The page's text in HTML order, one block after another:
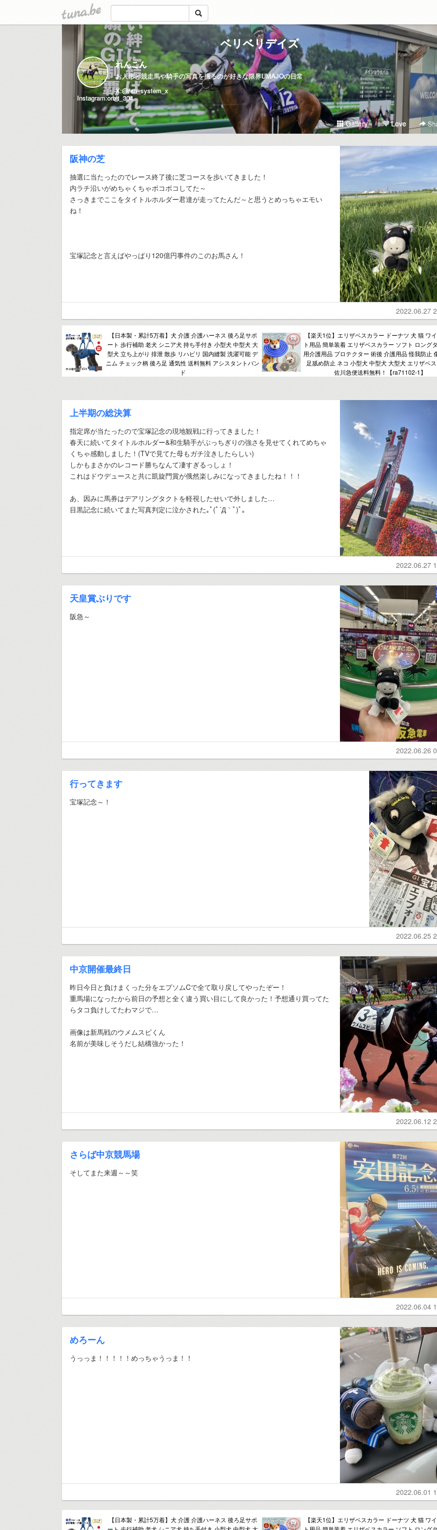
tuna.be
ベリベリデイズ
れんこん
お人形と競走馬や騎手の写真を撮るのが好きな限界UMAJOの日常
X:@ren_system_x
Instagram:orbit_304
Gallery Love
阪神の芝
抽選に当たったのでレース終了後に芝コースを歩いてきました！
内ラチ沿いがめちゃくちゃボコボコしてた～
さっきまでここをタイトルホルダー君達が走ってたんだ～と思うとめっちゃエモい
ね！
宝塚記念と言えばやっぱり120億円事件のこのお馬さん！
2022.06.27
【日本製・累計5万着】犬 介護 介護ハーネス 後ろ足サポ
ート 歩行補助 老犬 シニア犬 持ち手付き 小型犬 中型犬 大
型犬 立ち上がり 排泄 散歩 リハビリ 国内縫製 洗濯可能 デ
ニム チェック柄 後ろ足 通気性 送料無料 アシスタントバン
ド
【楽天1位】エリザベスカラー ドーナツ 犬 猫 ワ
ト用品 簡単装着 エリザベスカラー ソフト ロング
用介護用品 プロテクター 術後 介護用品 怪我防止
足舐め防止 ネコ 小型犬 中型犬 大型犬 エリザベ
佐川急便送料無料！【ra71102-1】
上半期の総決算
指定席が当たったので宝塚記念の現地観戦に行ってきました！
春天に続いてタイトルホルダー&和生騎手がぶっちぎりの強さを見せてくれてめちゃ
くちゃ感動しました！(TVで見てた母もガチ泣きしたらしい)
しかもまさかのレコード勝ちなんて凄すぎるっしょ！
これはドウデュースと共に凱旋門賞が俄然楽しみになってきましたね！！！
あ、因みに馬券はデアリングタクトを軽視したせいで外しました…
目黒記念に続いてまた写真判定に泣かされた｡ﾟ(ﾟ´Д｀ﾟ)ﾟ｡
2022.06.27
天皇賞ぶりです
阪急～
2022.06.26
行ってきます
宝塚記念～！
2022.06.25
中京開催最終日
昨日今日と負けまくった分をエプソムCで全て取り戻してやったぞー！
重馬場になったから前日の予想と全く違う買い目にして良かった！予想通り買ってた
らタコ負けしてたわマジで…
画像は新馬戦のウメムスビくん
名前が美味しそうだし結構強かった！
2022.06.12
さらば中京競馬場
そしてまた来週～～笑
2022.06.04
めろーん
うっっま！！！！！めっちゃうっま！！
2022.06.01
【日本製・累計5万着】犬 介護 介護ハーネス 後ろ足サポ
【楽天1位】エリザベスカラー ドーナツ 犬 猫 ワ